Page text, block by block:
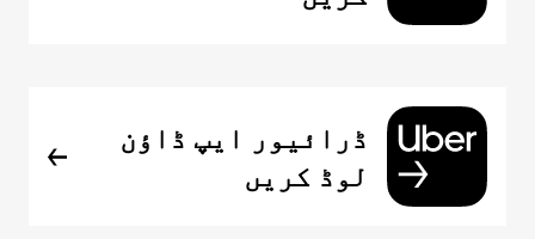
ڈرائیور ایپ ڈاؤن
لوڈ کریں